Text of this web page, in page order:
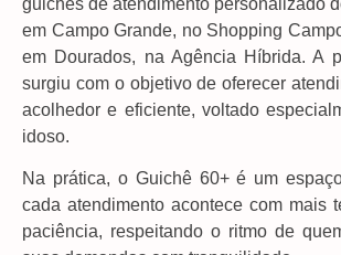
em Campo Grande, no Shopping
em Dourados, na Agência Híbrida. A
surgiu com o objetivo de oferecer
acolhedor e eficiente, voltado
idoso.
Na prática, o Guichê 60+ é um
cada atendimento acontece com mais
paciência, respeitando o ritmo de